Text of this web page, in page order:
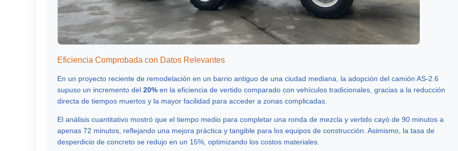
Eficiencia Comprobada con Datos Relevantes
En un proyecto reciente de remodelación en un barrio antiguo de una ciudad mediana, la adopción del camión AS-2.6
supuso un incremento del 20% en la eficiencia de vertido comparado con vehículos tradicionales, gracias a la reducción
directa de tiempos muertos y la mayor facilidad para acceder a zonas complicadas.
El análisis cuantitativo mostró que el tiempo medio para completar una ronda de mezcla y vertido cayó de 90 minutos a
apenas 72 minutos, reflejando una mejora práctica y tangible para los equipos de construcción. Asimismo, la tasa de
desperdicio de concreto se redujo en un 15%, optimizando los costos materiales.